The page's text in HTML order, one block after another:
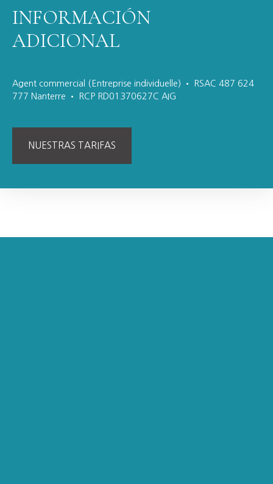
INFORMACIÓN
ADICIONAL
Agent commercial (Entreprise individuelle) • RSAC 487 624
777 Nanterre • RCP RD01370627C AIG
NUESTRAS TARIFAS